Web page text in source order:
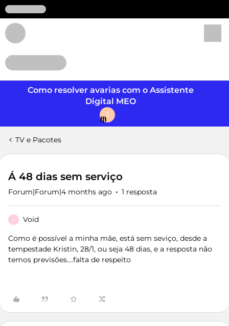
Como resolver avarias com o Assistente
Digital MEO
J
TV e Pacotes
Á 48 dias sem serviço
Forum|Forum|4 months ago 1 resposta
V Void
Como é possível a minha mãe, está sem seviço, desde a
tempestade Kristin, 28/1, ou seja 48 dias, e a resposta não
temos previsões....falta de respeito